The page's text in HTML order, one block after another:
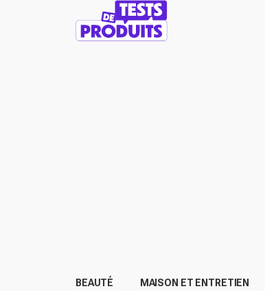
BEAUTÉ MAISON ET ENTRETIEN